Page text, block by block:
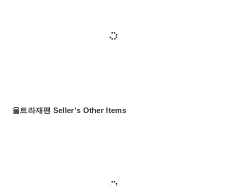
울트라재팬 Seller's Other Items